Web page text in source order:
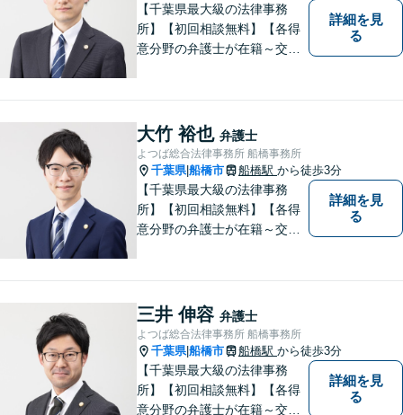
【千葉県最大級の法律事務
所】【初回相談無料】【各得
意分野の弁護士が在籍～交通
詳細を見
る
大竹 裕也 弁護士
よつば総合法律事務所 船橋事務所
千葉県|船橋市 船橋駅 から徒歩3分
【千葉県最大級の法律事務
所】【初回相談無料】【各得
意分野の弁護士が在籍～交通
詳細を見
る
三井 伸容 弁護士
よつば総合法律事務所 船橋事務所
千葉県|船橋市 船橋駅 から徒歩3分
【千葉県最大級の法律事務
所】【初回相談無料】【各得
意分野の弁護士が在籍～交通
詳細を見
る